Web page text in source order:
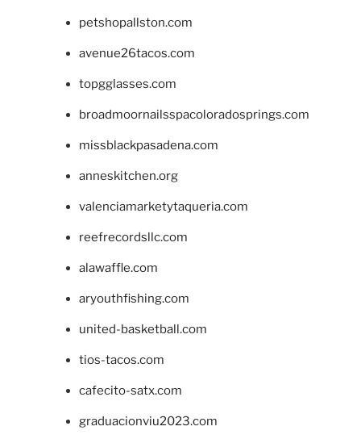
petshopallston.com
avenue26tacos.com
topgglasses.com
broadmoornailsspacoloradosprings.com
missblackpasadena.com
anneskitchen.org
valenciamarketytaqueria.com
reefrecordsllc.com
alawaffle.com
aryouthfishing.com
united-basketball.com
tios-tacos.com
cafecito-satx.com
graduacionviu2023.com